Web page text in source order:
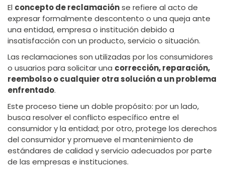
El concepto de reclamaciónse refiere al acto de
expresar formalmente descontento o una queja ante
una entidad, empresa o institución debido a
insatisfacción con un producto, servicio o situación.
Las reclamaciones son utilizadas por los consumidores
o usuarios para solicitar una corrección, reparación,
reembolso o cualquier otra solución a un problema
enfrentado.
Este proceso tiene un doble propósito: por un lado,
busca resolver el conflicto específico entre el
consumidor y la entidad; por otro, protege los derechos
del consumidor y promueve el mantenimiento de
estándares de calidad y servicio adecuados por parte
de las empresas e instituciones.